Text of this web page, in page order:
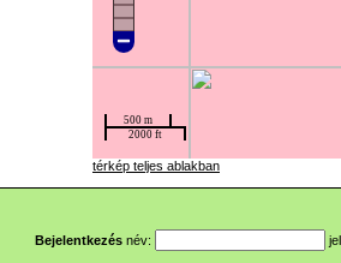
térkép teljes ablakban
Bejelentkezés név: